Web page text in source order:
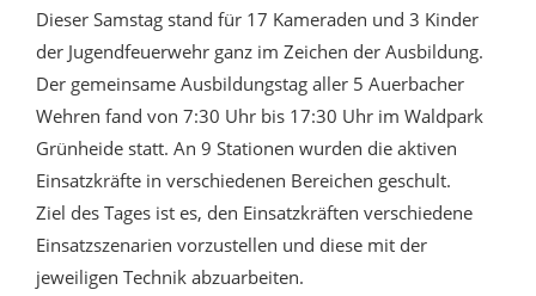
Dieser Samstag stand für 17 Kameraden und 3 Kinder
der Jugendfeuerwehr ganz im Zeichen der Ausbildung.
Der gemeinsame Ausbildungstag aller 5 Auerbacher
Wehren fand von 7:30 Uhr bis 17:30 Uhr im Waldpark
Grünheide statt. An 9 Stationen wurden die aktiven
Einsatzkräfte in verschiedenen Bereichen geschult.
Ziel des Tages ist es, den Einsatzkräften verschiedene
Einsatzszenarien vorzustellen und diese mit der
jeweiligen Technik abzuarbeiten.